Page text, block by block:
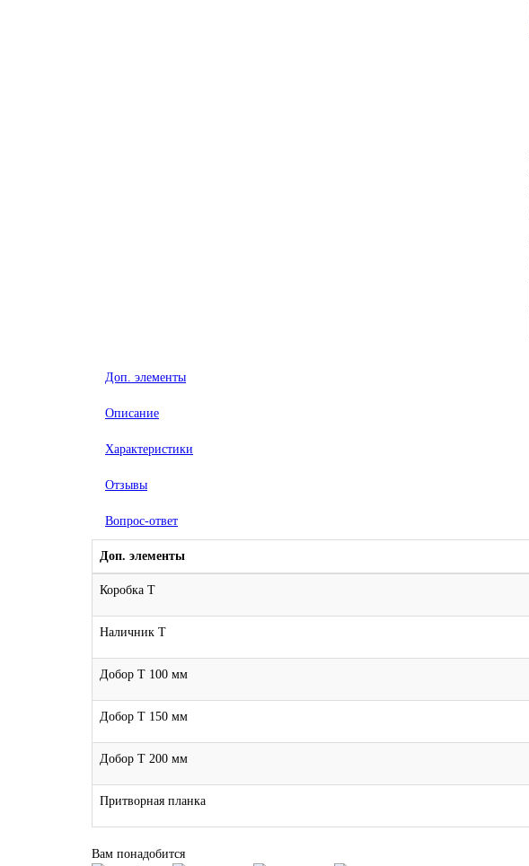
Доп. элементы
Описание
Характеристики
Отзывы
Вопрос-ответ
Доп. элементы
Коробка Т
Наличник Т
Добор Т 100 мм
Добор Т 150 мм
Добор Т 200 мм
Притворная планка
Вам понадобится